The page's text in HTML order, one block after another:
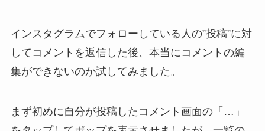
インスタグラムでフォローしている人の”投稿”に対
してコメントを返信した後、本当にコメントの編
集ができないのか試してみました。
まず初めに自分が投稿したコメント画面の「…」